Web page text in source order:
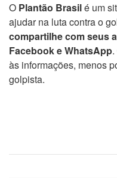
O Plantão Brasilé um
ajudar na luta contra o
compartilhe com seus
Facebook e WhatsApp
às informações, menos
golpista.